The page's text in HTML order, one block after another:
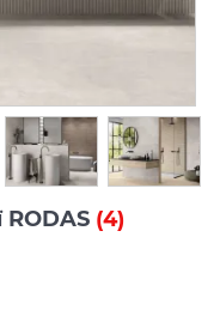
RODAS (4)